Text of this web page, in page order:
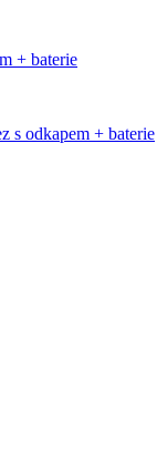
+ baterie
s odkapem + baterie